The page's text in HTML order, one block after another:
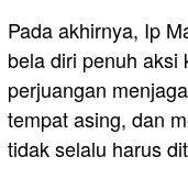
Pada akhirnya, Ip
bela diri penuh aksi
perjuangan
tempat asing, dan
tidak selalu harus